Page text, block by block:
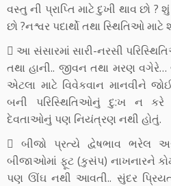
વસ્તુ ની પ્રાપ્તિ માટે દુખી થાવ છો
છો ?નશ્વર પદાર્થો તથા સ્થિતિઓ
 આ સંસારમાં સારી-નરસી
તથા હાની.. જીવન તથા મરણ
એટલા માટે વિવેકવાન માનવીને
બની પરિસ્થિતિઓનું દુ:ખ ન કરે
દેવતાઓનું પણ નિયંત્રણ નથી હોતું.
 બીજો પ્રત્યે દ્વેષભાવ ભરેલ
બીજાઓમાં ફૂટ (કુસંપ) નાખનારને
પણ ઊંઘ નથી આવતી.. સુંદર